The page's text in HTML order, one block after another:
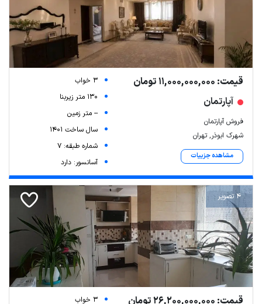
قیمت: 11,000,000,000 تومان
آپارتمان
فروش آپارتمان
شهرک ابوذر, تهران
مشاهده جزییات
3 خواب
130 متر زیربنا
-- متر زمین
سال ساخت 1401
شماره طبقه: 7
آسانسور: دارد
4 تصویر
قیمت: 26,200,000,000 تومان
3 خواب